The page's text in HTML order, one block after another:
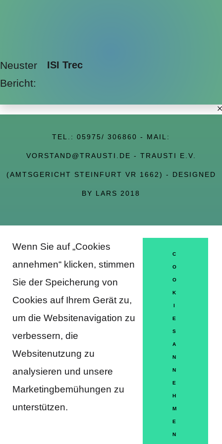
Neuster
Bericht:
ISI Trec
TEL.: 05975/ 306860 - MAIL:
VORSTAND@TRAUSTI.DE - TRAUSTI E.V.
(AMTSGERICHT STEINFURT VR 1662) - DESIGNED
BY LARS 2018
About Trausti e.V.
MITGLIEDSCHAFT
HÄUFIGE FRAGEN
KONTAKT
IMPRESSUM
Wenn Sie auf „Cookies
annehmen“ klicken, stimmen
Sie der Speicherung von
Cookies auf Ihrem Gerät zu,
um die Websitenavigation zu
verbessern, die
Websitenutzung zu
analysieren und unsere
Marketingbemühungen zu
unterstützen.
C
O
O
K
I
E
S
A
N
N
E
H
M
E
N